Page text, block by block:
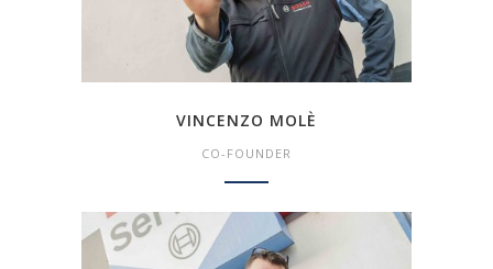
VINCENZO MOLÈ
CO-FOUNDER